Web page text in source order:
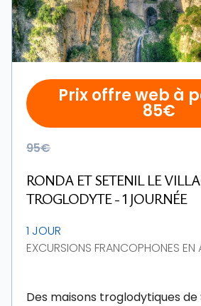
Prix offre web à
85€
95€
RONDA ET SETENIL LE
TROGLODYTE - 1 JOURNÉE
1 JOUR
EXCURSIONS FRANCOPHONES EN
Des maisons troglodytiques de